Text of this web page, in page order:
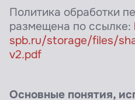
Политика обработки
размещена по ссылке:
spb.ru/storage/files/
v2.pdf
Основные понятия,